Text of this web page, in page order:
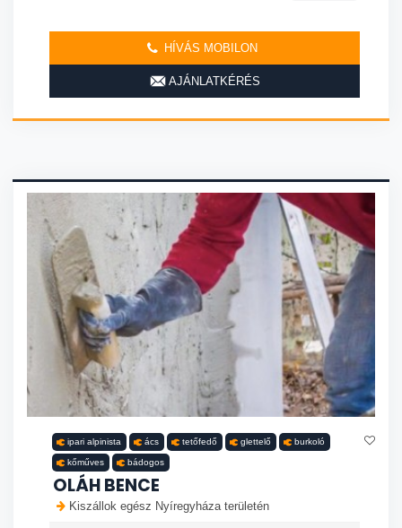
HÍVÁS MOBILON
AJÁNLATKÉRÉS
ipari alpinista ács tetőfedő glettelő burkoló
kőműves bádogos
OLÁH BENCE
Kiszállok egész Nyíregyháza területén